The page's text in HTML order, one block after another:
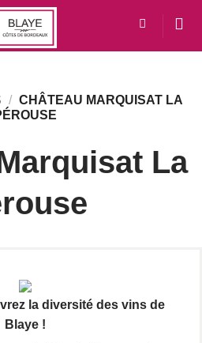
/ CHÂTEAU MARQUISAT LA
La
la diversité des vins de
Blaye !